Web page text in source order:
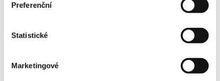
Preferenční
Statistické
Marketingové
Info-106-99-MF-24568-2022-48